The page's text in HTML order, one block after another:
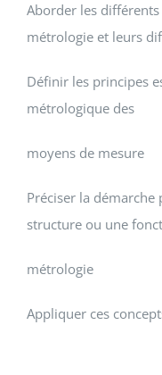
Aborder les
métrologie et leurs
Définir les principes
métrologique des
moyens de mesure
Préciser la
structure ou une
métrologie
Appliquer ces